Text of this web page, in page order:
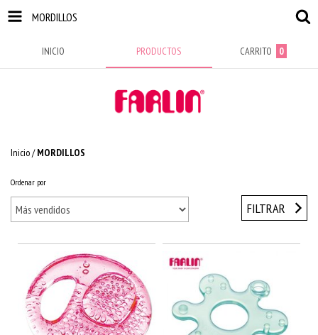
MORDILLOS
INICIO PRODUCTOS CARRITO 0
Inicio/ MORDILLOS
Ordenar por
FILTRAR